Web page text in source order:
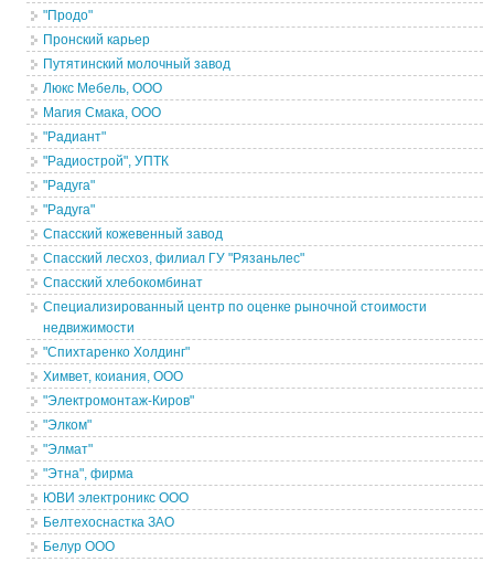
"Продо"
Пронский карьер
Путятинский молочный завод
Люкс Мебель, ООО
Магия Смака, ООО
"Радиант"
"Радиострой", УПТК
"Радуга"
"Радуга"
Спасский кожевенный завод
Спасский лесхоз, филиал ГУ "Рязаньлес"
Спасский хлебокомбинат
Специализированный центр по оценке рыночной стоимости
недвижимости
"Спихтаренко Холдинг"
Химвет, коиания, ООО
"Электромонтаж-Киров"
"Элком"
"Элмат"
"Этна", фирма
ЮВИ электроникс ООО
Белтехоснастка ЗАО
Белур ООО